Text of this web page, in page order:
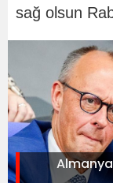
sağ olsun